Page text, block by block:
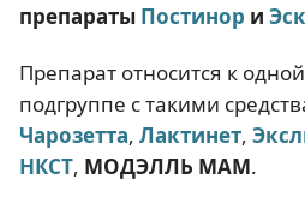
препараты Постинор и
Препарат относится к
подгруппе с такими
Чарозетта, Лактинет,
НКСТ, МОДЭЛЛЬ МАМ.